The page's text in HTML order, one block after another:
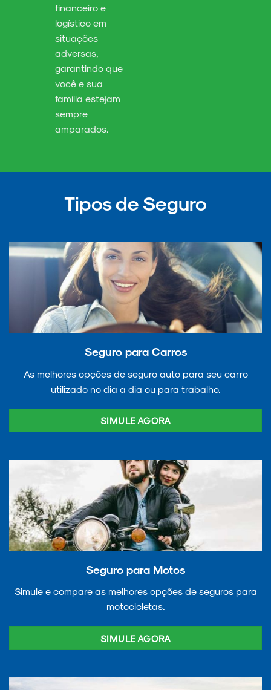
financeiro e
logístico em
situações
adversas,
garantindo que
você e sua
família estejam
sempre
amparados.
Tipos de Seguro
Seguro para Carros
As melhores opções de seguro auto para seu carro
utilizado no dia a dia ou para trabalho.
SIMULE AGORA
Seguro para Motos
Simule e compare as melhores opções de seguros para
motocicletas.
SIMULE AGORA